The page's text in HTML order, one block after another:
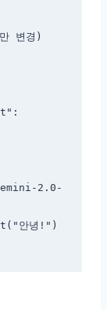
변경)
2.0-
안녕!")